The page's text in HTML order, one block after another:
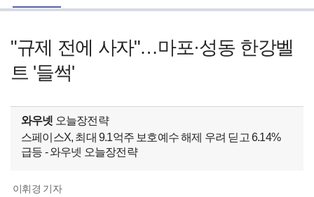
"규제 전에 사자"…마포·성동 한강벨
트 '들썩'
와우넷 오늘장전략
스페이스X, 최대 9.1억주 보호예수 해제 우려 딛고 6.14%
급등 - 와우넷 오늘장전략
이휘경 기자